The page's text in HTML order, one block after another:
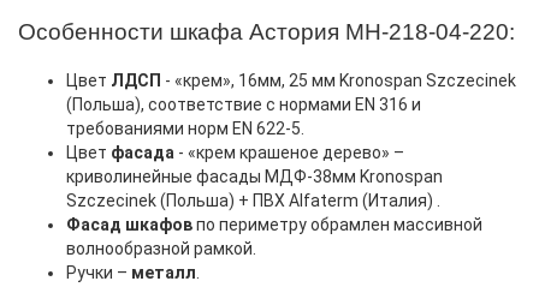
Особенности шкафа Астория МН-218-04-220:
Цвет ЛДСП - «крем», 16мм, 25 мм Kronospan Szczecinek
(Польша), соответствие с нормами EN 316 и
требованиями норм EN 622-5.
Цвет фасада - «крем крашеное дерево» –
криволинейные фасады МДФ-38мм Kronospan
Szczecinek (Польша) + ПВХ Alfaterm (Италия) .
Фасад шкафовпо периметру обрамлен массивной
волнообразной рамкой.
Ручки – металл.